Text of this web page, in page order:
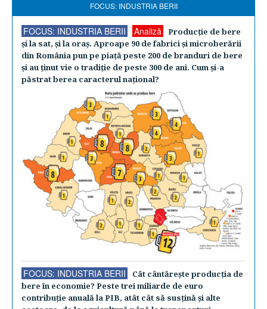
FOCUS: INDUSTRIA BERII
FOCUS: INDUSTRIA BERII Analiză
Producţie de bere
şi la sat, şi la oraş. Aproape 90 de fabrici şi microberării
din România pun pe piaţă peste 200 de branduri de bere
şi au ţinut vie o tradiţie de peste 300 de ani. Cum şi-a
păstrat berea caracterul naţional?
FOCUS: INDUSTRIA BERII
Cât cântăreşte producţia de
bere în economie? Peste trei miliarde de euro
contribuţie anuală la PIB, atât cât să susţină şi alte